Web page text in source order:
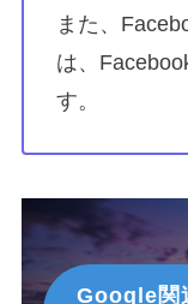
また、
は、
す。
Google関